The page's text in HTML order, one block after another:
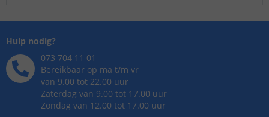
Hulp nodig?
073 704 11 01
Bereikbaar op ma t/m vr
van 9.00 tot 22.00 uur
Zaterdag van 9.00 tot 17.00 uur
Zondag van 12.00 tot 17.00 uur